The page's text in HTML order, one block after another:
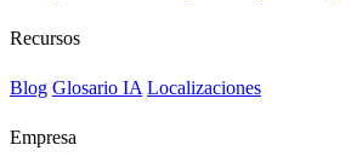
Recursos
Blog Glosario IA Localizaciones
Empresa